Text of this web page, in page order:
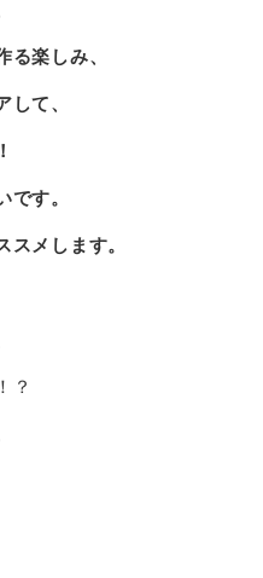
楽しみ、
て、
す。
メします。
？